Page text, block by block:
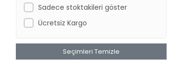
Casper
Asus
Sadece stoktakileri göster
Ücretsiz Kargo
Seçimleri Temizle